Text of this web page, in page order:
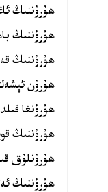
ھۇرۇننىڭ
ھۇرۇننىڭ
ھۇرۇننىڭ
ھۇرۇن
ھۇرۇنغا
ھۇرۇننىڭ
ھۇرۇنلۇق
ھۇرۇننىڭ